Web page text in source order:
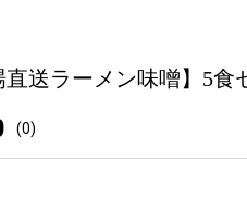
送ラーメン味噌】5食
(0)